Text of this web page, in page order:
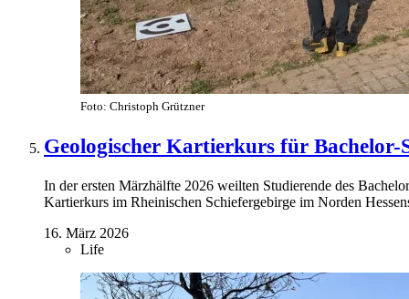
Foto: Christoph Grützner
Geologischer Kartierkurs für Bachelor-
In der ersten Märzhälfte 2026 weilten Studierende des
Kartierkurs im Rheinischen Schiefergebirge im Norden
16. März 2026
Life